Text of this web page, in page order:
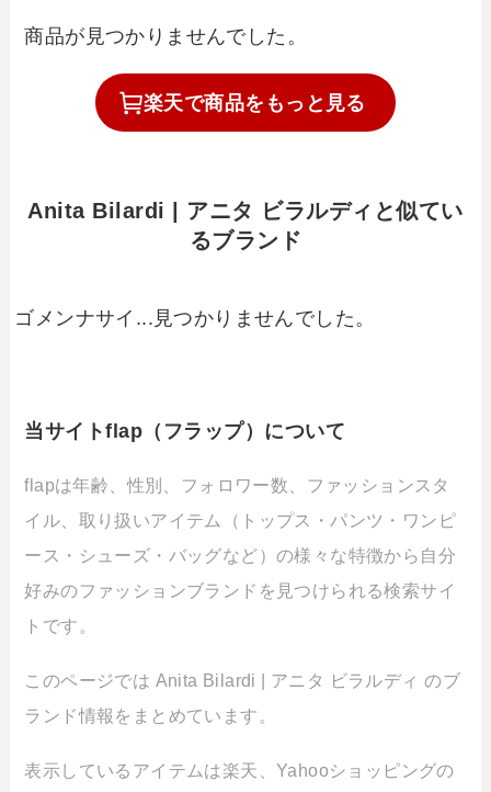
商品が見つかりませんでした。
楽天で商品を もっと見る
Anita Bilardi | アニタ ビラルディと似てい
るブランド
ゴメンナサイ...見つかりませんでした。
当サイトflap（フラップ）について
flapは年齢、性別、フォロワー数、ファッションスタ
イル、取り扱いアイテム（トップス・パンツ・ワンピ
ース・シューズ・バッグなど）の様々な特徴から自分
好みのファッションブランドを見つけられる検索サイ
トです。
このページでは Anita Bilardi | アニタ ビラルディ のブ
ランド情報をまとめています。
表示しているアイテムは楽天、Yahooショッピングの